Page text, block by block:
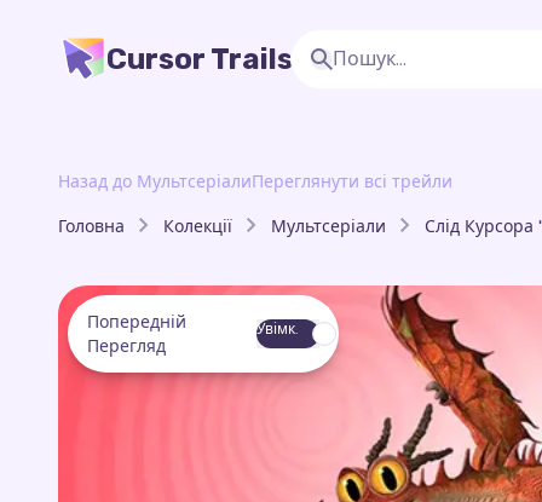
Cursor Trails
Назад до МультсеріалиПереглянути всі трейли
Головна Колекції Мультсеріали Слід
Попередній
Перегляд
Увімк.